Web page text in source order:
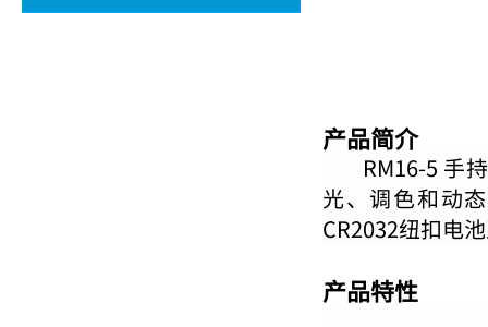
产品简介
RM16-5 手持
光、调色和动
CR2032纽扣电
产品特性